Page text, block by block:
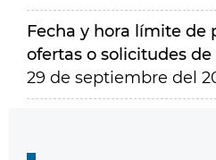
Fecha y hora límite de
ofertas o solicitudes
29 de septiembre del